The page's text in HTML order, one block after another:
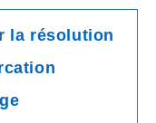
la résolution